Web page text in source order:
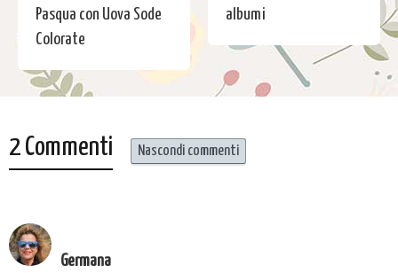
Pasqua con Uova Sode
Colorate
albumi
2 Commenti Nascondi commenti
Germana